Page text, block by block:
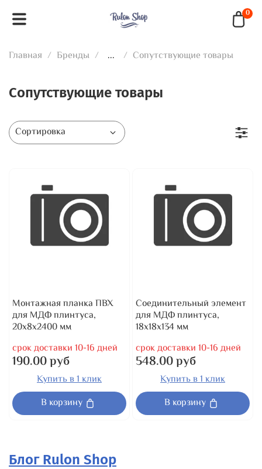
0
Главная Бренды ... Сопутствующие товары
Сопутствующие товары
Монтажная планка ПВХ
для МДФ плинтуса,
20x8x2400 мм
срок доставки 10-16 дней
190.00 руб
Купить в 1 клик
В корзину
Соединительный элемент
для МДФ плинтуса,
18x18x134 мм
срок доставки 10-16 дней
548.00 руб
Купить в 1 клик
В корзину
Блог Rulon Shop